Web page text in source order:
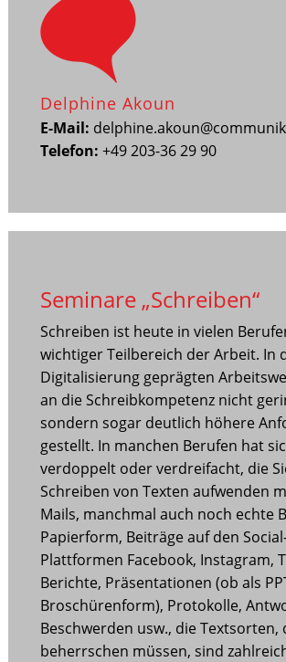
Delphine Akoun
E-Mail:
Telefon: +49 203-36 29 90
Seminare „Schreiben“
Schreiben ist heute in vielen
wichtiger Teilbereich der Arbeit. In
Digitalisierung geprägten
an die Schreibkompetenz nicht
sondern sogar deutlich höhere
gestellt. In manchen Berufen hat
verdoppelt oder verdreifacht, die
Schreiben von Texten aufwenden
Mails, manchmal auch noch echte
Papierform, Beiträge auf den
Plattformen Facebook, Instagram,
Berichte, Präsentationen (ob als
Broschürenform), Protokolle,
Beschwerden usw., die Textsorten,
beherrschen müssen, sind